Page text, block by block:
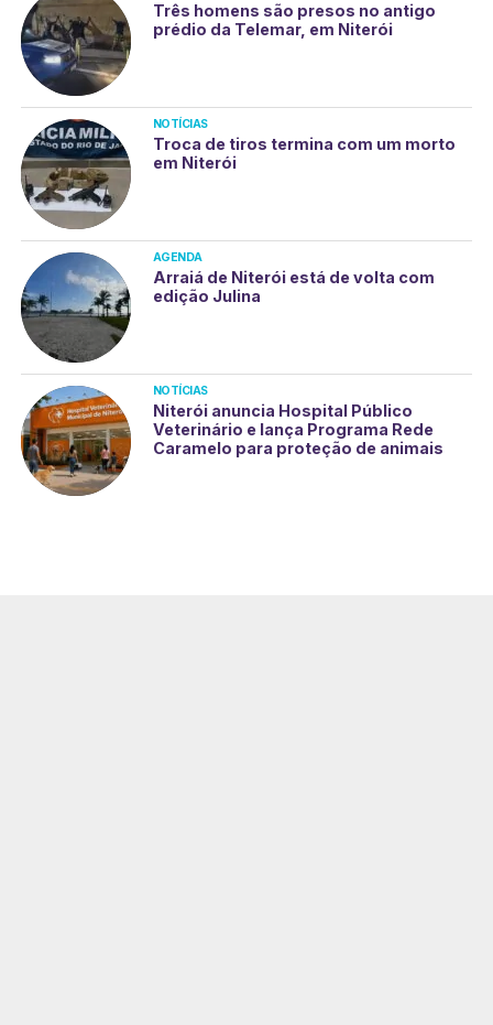
Três homens são presos no antigo
prédio da Telemar, em Niterói
NOTÍCIAS
Troca de tiros termina com um morto
em Niterói
AGENDA
Arraiá de Niterói está de volta com
edição Julina
NOTÍCIAS
Niterói anuncia Hospital Público
Veterinário e lança Programa Rede
Caramelo para proteção de animais